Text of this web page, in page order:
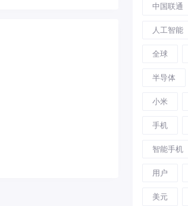
中国联通
人工智能
全球
半导体
小米
手机
智能手机
用户
美元